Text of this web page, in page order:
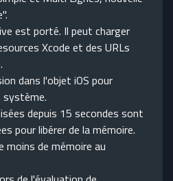
est porté. Il peut charger
Xcode et des URLs
dans l'objet iOS pour
depuis 15 secondes sont
pour libérer de la mémoire.
moins de mémoire au